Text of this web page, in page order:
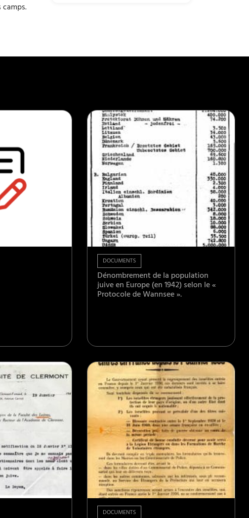
DOCUMENTS
Dénombrement de la population
juive en Europe (en 1942) selon le «
Protocole de Wannsee ».
DOCUMENTS